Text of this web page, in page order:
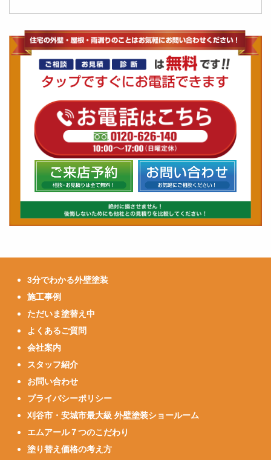
3分でわかる外壁塗装
施工事例
ただいま塗替え中
よくあるご質問
会社案内
スタッフ紹介
お問い合わせ
プライバシーポリシー
刈谷市・安城市最大級 外壁塗装ショールーム
エムアール７つのこだわり
塗り替え価格の考え方